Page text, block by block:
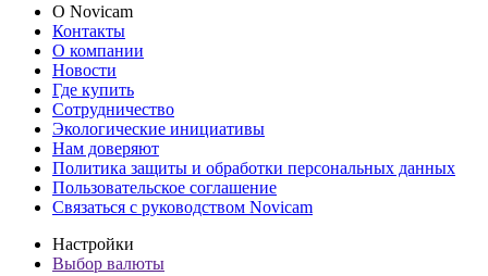
О Novicam
Контакты
О компании
Новости
Где купить
Сотрудничество
Экологические инициативы
Нам доверяют
Политика защиты и обработки персональных данных
Пользовательское соглашение
Связаться с руководством Novicam
Настройки
Выбор валюты